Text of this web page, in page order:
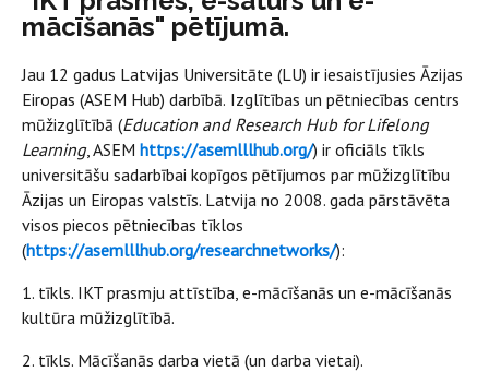
mācīšanās" pētījumā.
Jau 12 gadus Latvijas Universitāte (LU) ir iesaistījusies Āzijas
Eiropas (ASEM Hub) darbībā. Izglītības un pētniecības centrs
mūžizglītībā (Education and Research Hub for Lifelong
Learning, ASEM https://asemlllhub.org/) ir oficiāls tīkls
universitāšu sadarbībai kopīgos pētījumos par mūžizglītību
Āzijas un Eiropas valstīs. Latvija no 2008. gada pārstāvēta
visos piecos pētniecības tīklos
(https://asemlllhub.org/researchnetworks/):
1. tīkls. IKT prasmju attīstība, e-mācīšanās un e-mācīšanās
kultūra mūžizglītībā.
2. tīkls. Mācīšanās darba vietā (un darba vietai).